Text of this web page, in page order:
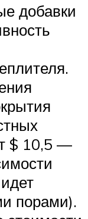
добавки
$ 10,5 —
порами).